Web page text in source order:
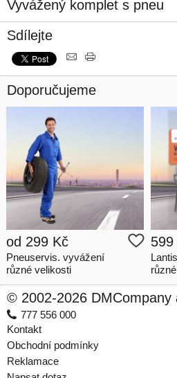
Vyvážený komplet s pneu
Sdílejte
Doporučujeme
od 299 Kč
Pneuservis. vyvážení
různé velikosti
599
© 2002-2026 DMCompany
777 556 000
Kontakt
Obchodní podmínky
Reklamace